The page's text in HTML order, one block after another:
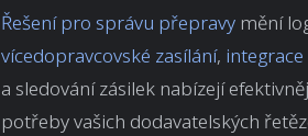
Řešení pro správu přepravy mění
vícedopravcovské zasílání,
a sledování zásilek nabízejí
potřeby vašich dodavatelských